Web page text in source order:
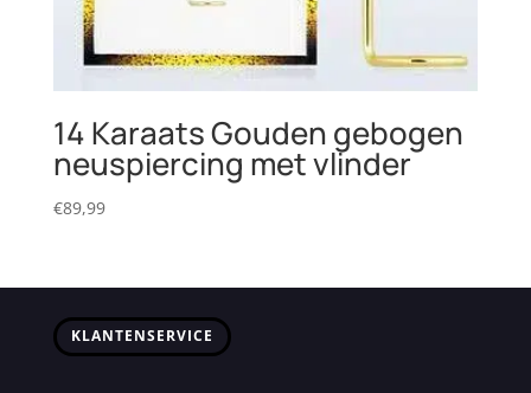
14 Karaats Gouden gebogen
neuspiercing met vlinder
€89,99
KLANTENSERVICE